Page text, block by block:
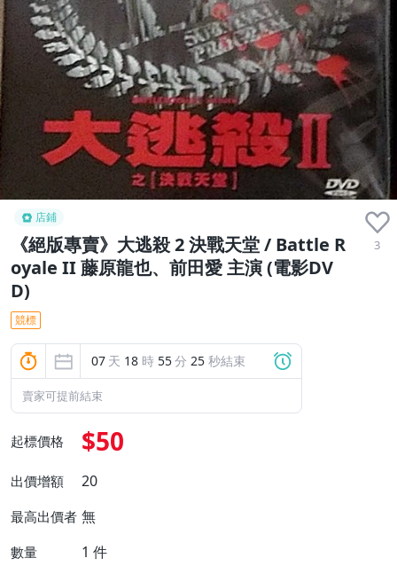
店鋪
《絕版專賣》大逃殺 2 決戰天堂 / Battle R
oyale II 藤原龍也、前田愛 主演 (電影DV
D)
3
競標
07 天 18 時 55分 24 秒結束
賣家可提前結束
起標價格 $50
出價增額 20
最高出價者 無
數量 1 件